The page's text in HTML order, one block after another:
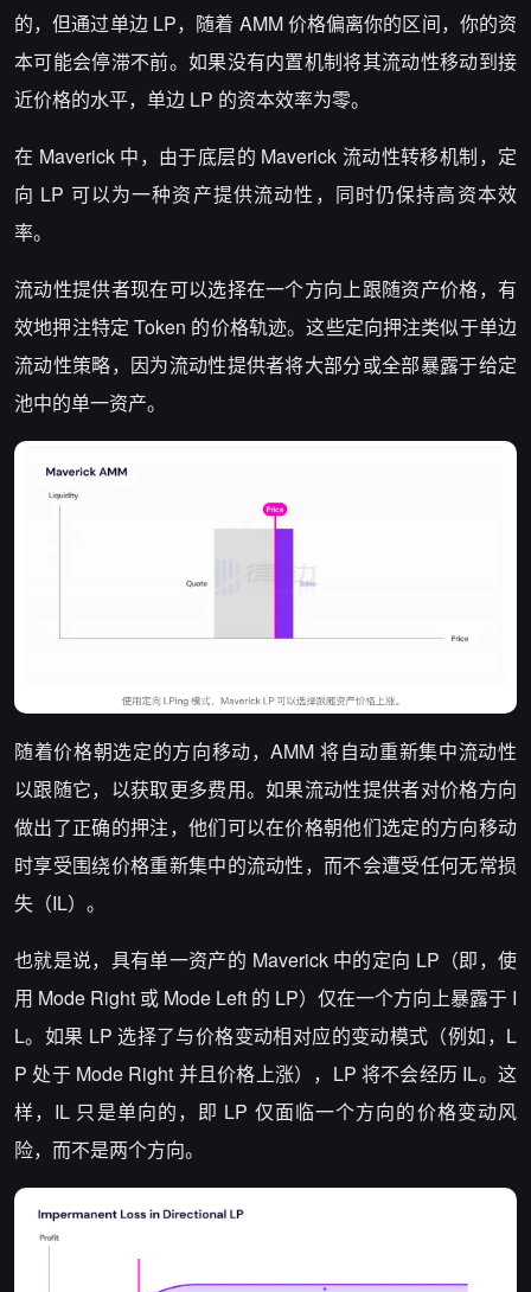
的，但通过单边 LP，随着 AMM 价格偏离你的区间，你的资
本可能会停滞不前。如果没有内置机制将其流动性移动到接
近价格的水平，单边 LP 的资本效率为零。
在 Maverick 中，由于底层的 Maverick 流动性转移机制，定
向 LP 可以为一种资产提供流动性，同时仍保持高资本效
率。
流动性提供者现在可以选择在一个方向上跟随资产价格，有
效地押注特定 Token 的价格轨迹。这些定向押注类似于单边
流动性策略，因为流动性提供者将大部分或全部暴露于给定
池中的单一资产。
随着价格朝选定的方向移动，AMM 将自动重新集中流动性
以跟随它，以获取更多费用。如果流动性提供者对价格方向
做出了正确的押注，他们可以在价格朝他们选定的方向移动
时享受围绕价格重新集中的流动性，而不会遭受任何无常损
失（IL）。
也就是说，具有单一资产的 Maverick 中的定向 LP（即，使
用 Mode Right 或 Mode Left 的 LP）仅在一个方向上暴露于 I
L。如果 LP 选择了与价格变动相对应的变动模式（例如，L
P 处于 Mode Right 并且价格上涨），LP 将不会经历 IL。这
样，IL 只是单向的，即 LP 仅面临一个方向的价格变动风
险，而不是两个方向。